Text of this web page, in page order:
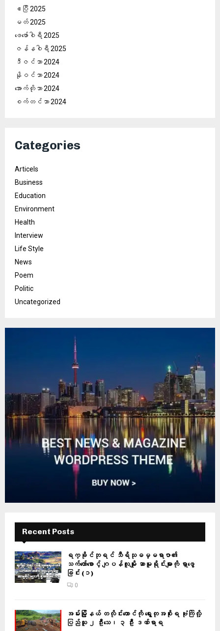
ဧပြီ 2025
မတ် 2025
ဖေ‌ဖော်ဝါရီ 2025
ဇန်နဝါရီ 2025
ဒီဇင်ဘာ 2024
နိုဝင်ဘာ 2024
အောက်တိုဘာ 2024
စက်တင်ဘာ 2024
Categories
Articels
Business
Education
Environment
Health
Interview
Life Style
News
Poem
Politic
Uncategorized
Recent Posts
ရက္ခိုင်ဘုရင် သီရိသုဓမ္မရာဇာ၏
သက်တော်စောင့် ဂျပန်လူမျိုး ဆာမူရိုင်းများကို ရှာဖွေ
ခြင်း (၁)
0
အမ်းမြို့နယ် တလိုင်းတောင်ကို ရွေးတုအစိုးရ ဗုံးကြဲလို့
ပြည်သူ ၂ ဦးသေ၊ ၃ ဦး ဒဏ်ရာရ